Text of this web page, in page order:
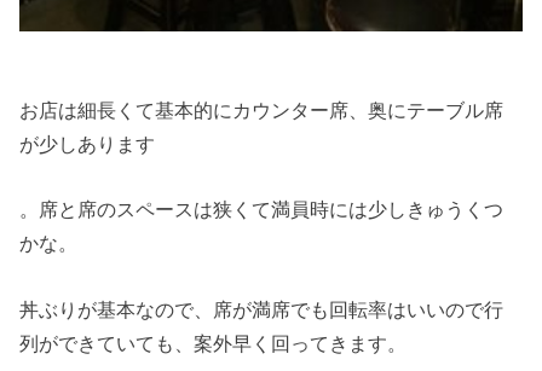
お店は細長くて基本的にカウンター席、奥にテーブル席
が少しあります
。席と席のスペースは狭くて満員時には少しきゅうくつ
かな。
丼ぶりが基本なので、席が満席でも回転率はいいので行
列ができていても、案外早く回ってきます。